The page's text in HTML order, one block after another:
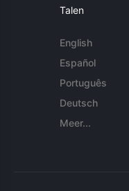
Talen
English
Español
Português
Deutsch
Meer...